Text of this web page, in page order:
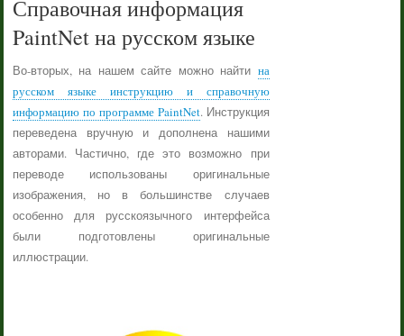
Справочная информация
PaintNet на русском языке
Во-вторых, на нашем сайте можно найти на
русском языке инструкцию и справочную
информацию по программе PaintNet. Инструкция
переведена вручную и дополнена нашими
авторами. Частично, где это возможно при
переводе использованы оригинальные
изображения, но в большинстве случаев
особенно для русскоязычного интерфейса
были подготовлены оригинальные
иллюстрации.